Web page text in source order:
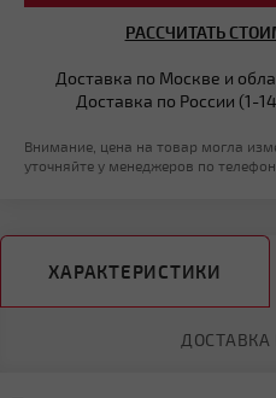
РАССЧИТАТЬ
Доставка по Москве и
Доставка по России (1-
Внимание, цена на товар могла
уточняйте у менеджеров по
ХАРАКТЕРИСТИКИ
ДОСТАВКА